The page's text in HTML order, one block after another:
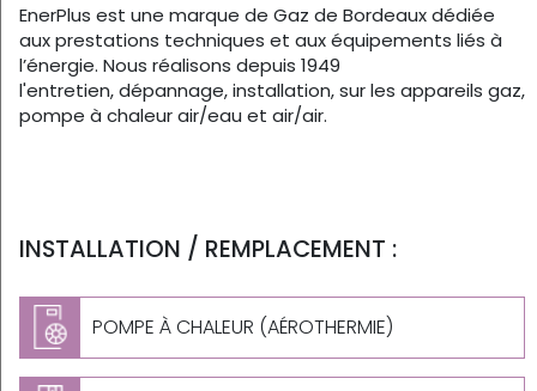
EnerPlus est une marque de Gaz de Bordeaux dédiée
aux prestations techniques et aux équipements liés à
l’énergie. Nous réalisons depuis 1949
l'entretien, dépannage, installation, sur les appareils gaz,
pompe à chaleur air/eau et air/air.
INSTALLATION / REMPLACEMENT :
POMPE À CHALEUR (AÉROTHERMIE)